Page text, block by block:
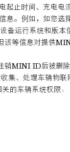
止时间、充电电
息。例如，如您
运行系统和版本
等信息对提供
MINI ID后被删
集、处理车辆物
的车辆系统权限：